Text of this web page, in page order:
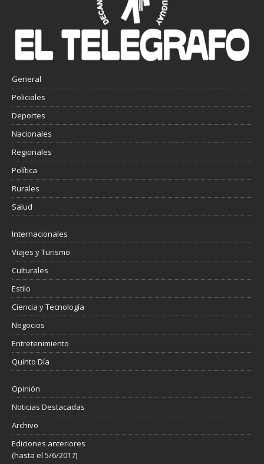
General
Policiales
Deportes
Nacionales
Regionales
Política
Rurales
Salud
Internacionales
Viajes y Turismo
Culturales
Estilo
Ciencia y Tecnología
Negocios
Entretenimiento
Quinto Día
Opinión
Noticias Destacadas
Archivo
Ediciones anteriores
(hasta el 5/6/2017)